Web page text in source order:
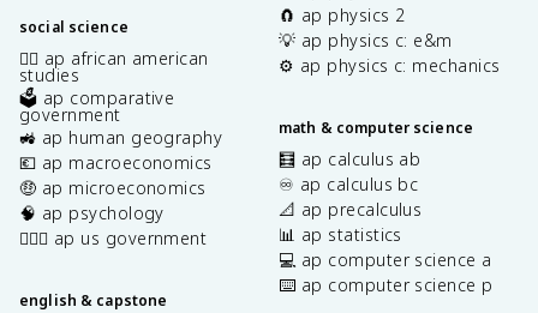
social science
✊🏿 ap african american
studies
🗳️ ap comparative
government
🚜 ap human geography
💶 ap macroeconomics
🤑 ap microeconomics
🧠 ap psychology
👩🏾‍⚖️ ap us government
english & capstone
🧲 ap physics 2
💡 ap physics c: e&m
⚙️ ap physics c: mechanics
math & computer science
🧮 ap calculus ab
♾️ ap calculus bc
📐 ap precalculus
📊 ap statistics
💻 ap computer science a
⌨️ ap computer science p